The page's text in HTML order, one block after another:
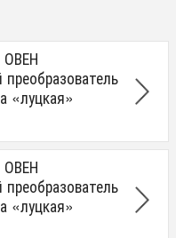
«луцкая»
«луцкая»